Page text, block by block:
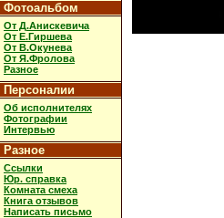
Фотоальбом
От Д.Анискевича
От Е.Гиршева
От В.Окунева
От Я.Фролова
Разное
Персоналии
Об исполнителях
Фотографии
Интервью
Разное
Ссылки
Юр. справка
Комната смеха
Книга отзывов
Написать письмо